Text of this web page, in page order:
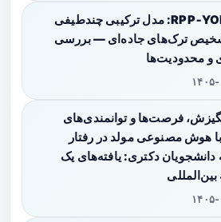
RPP‑YOLOv۱۱: مدل ترکیبی چندطیفی
ترک‌های جاده‌ای — بررسی
و محدودیت‌ها
۱۶
فرصت‌ها و توانمندی‌های
هوش مصنوعی مولد در رفتار
دانشجویان دکتری: یافته‌های یک
۱۶